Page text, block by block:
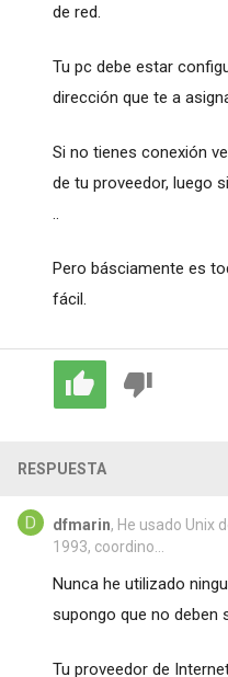
de red.
Tu pc debe estar
dirección que te a
Si no tienes conexión
de tu proveedor, luego
..
Pero básciamente es
fácil.
RESPUESTA
dfmarin, He usado Unix
1993, coordino...
Nunca he utilizado
supongo que no deben
Tu proveedor de